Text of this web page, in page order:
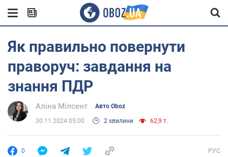
Як правильно повернути
праворуч: завдання на
знання ПДР
Аліна Мілсент Авто Oboz
30.11.2024 05:00 2 хвилини 62,9 т.
0 РУС